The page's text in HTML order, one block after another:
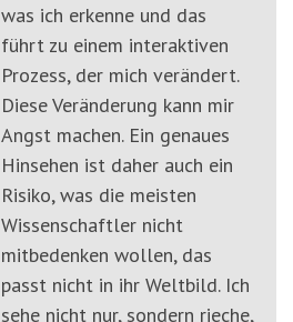
was ich erkenne und das
führt zu einem interaktiven
Prozess, der mich verändert.
Diese Veränderung kann mir
Angst machen. Ein genaues
Hinsehen ist daher auch ein
Risiko, was die meisten
Wissenschaftler nicht
mitbedenken wollen, das
passt nicht in ihr Weltbild. Ich
sehe nicht nur, sondern rieche,